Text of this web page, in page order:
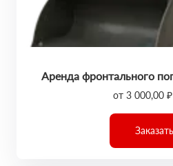
Аренда фронтального
от 3 000,00
Заказать